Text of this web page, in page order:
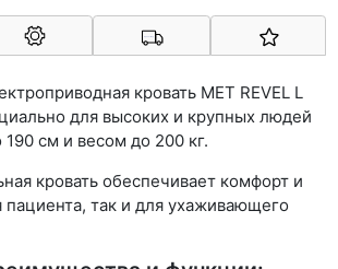
кровать MET REVEL L
для высоких и крупных людей
190 см и весом до 200 кг.
кровать обеспечивает комфорт и
пациента, так и для ухаживающего